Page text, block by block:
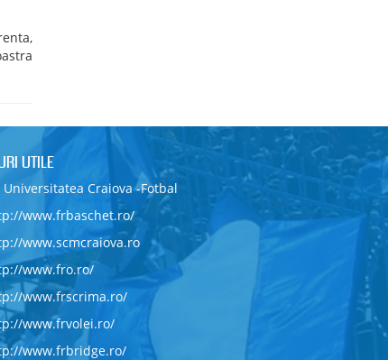
UTILE
Universitatea Craiova -Fotbal
www.frbaschet.ro/
www.scmcraiova.ro
www.fro.ro/
www.frscrima.ro/
www.frvolei.ro/
www.frbridge.ro/